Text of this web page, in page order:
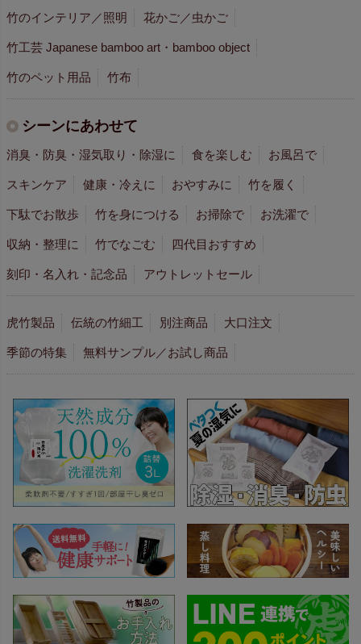
竹のインテリア／照明 花かご／虫かご
竹工芸 Japanese bamboo art・bamboo object
竹のペット用品 竹布
シーンにあわせて
消臭・防臭・湿気取り・除湿に 食を楽しむ お風呂で
スキンケア 健康・冷えに おやすみに 竹を履く
下駄でお散歩 竹を身につける お掃除で お洗濯で
収納・整理に 竹でなごむ 四代目おすすめ
刻印・名入れ・記念品 アウトレットセール
虎竹製品 伝統の竹細工 別注商品 大口注文
季節の特集 無料サンプル／お試し商品